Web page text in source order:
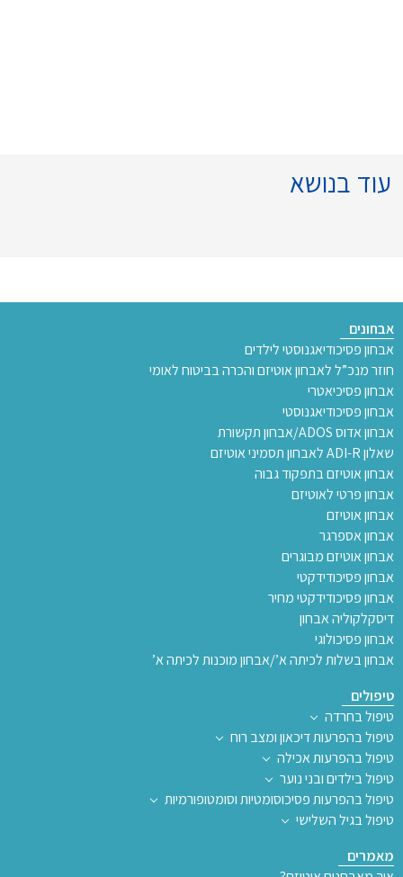
עוד בנושא
אבחונים
אבחון פסיכודיאגנוסטי לילדים
חוזר מנכ”ל לאבחון אוטיזם והכרה בביטוח לאומי
אבחון פסיכיאטרי
אבחון פסיכודיאגנוסטי
אבחון אדוס ADOS/אבחון תקשורת
שאלון ADI-R לאבחון תסמיני אוטיזם
אבחון אוטיזם בתפקוד גבוה
אבחון פרטי לאוטיזם
אבחון אוטיזם
אבחון אספרגר
אבחון אוטיזם מבוגרים
אבחון פסיכודידקטי
אבחון פסיכודידקטי מחיר
דיסקלקוליה אבחון
אבחון פסיכולוגי
אבחון בשלות לכיתה א’/אבחון מוכנות לכיתה א’
טיפולים
טיפול בחרדה
טיפול בהפרעות דיכאון ומצב רוח
טיפול בהפרעות אכילה
טיפול בילדים ובני נוער
טיפול בהפרעות פסיכוסומטיות וסומטופורמיות
טיפול בגיל השלישי
מאמרים